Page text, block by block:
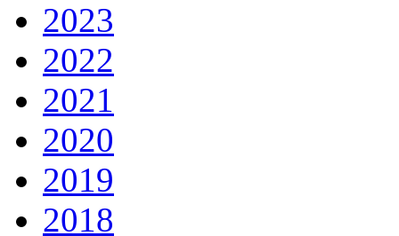
2023
2022
2021
2020
2019
2018